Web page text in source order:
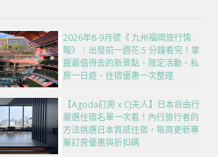
2026年8-9月號《 九州福岡旅行情
報》｜出發前一週花 5 分鐘看完！掌
握最值得去的新景點、限定活動、私
房一日遊、住宿優惠一次整理
【Agoda訂房 x CJ夫人】日本自由行
嚴選住宿名單一次看！內行旅行者的
方法挑選日本質感住宿，每周更新專
屬訂房優惠與折扣碼